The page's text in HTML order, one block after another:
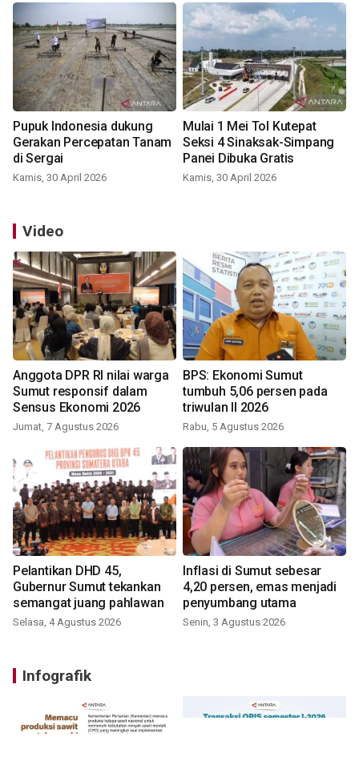
Pupuk Indonesia dukung
Gerakan Percepatan Tanam
di Sergai
Kamis, 30 April 2026
Mulai 1 Mei Tol Kutepat
Seksi 4 Sinaksak-Simpang
Panei Dibuka Gratis
Kamis, 30 April 2026
Video
Anggota DPR RI nilai warga
Sumut responsif dalam
Sensus Ekonomi 2026
Jumat, 7 Agustus 2026
BPS: Ekonomi Sumut
tumbuh 5,06 persen pada
triwulan II 2026
Rabu, 5 Agustus 2026
Pelantikan DHD 45,
Gubernur Sumut tekankan
semangat juang pahlawan
Selasa, 4 Agustus 2026
Inflasi di Sumut sebesar
4,20 persen, emas menjadi
penyumbang utama
Senin, 3 Agustus 2026
Infografik